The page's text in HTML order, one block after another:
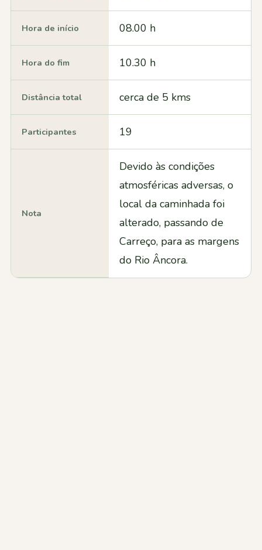
Hora de início 08.00 h
Hora do fim 10.30 h
Distância total cerca de 5 kms
Participantes 19
Nota
Devido às condições
atmosféricas adversas, o
local da caminhada foi
alterado, passando de
Carreço, para as margens
do Rio Âncora.